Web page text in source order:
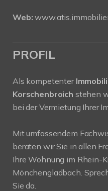
Web:
PROFIL
Als kompetenter
Korschenbroich stehen
bei der Vermietung Ihrer
Mit umfassendem
beraten wir Sie in allen
Ihre Wohnung im Rhein-
Mönchengladbach.
Sie da.